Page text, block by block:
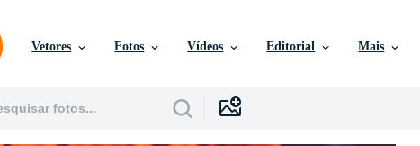
Vetores Fotos Vídeos Editorial Mais